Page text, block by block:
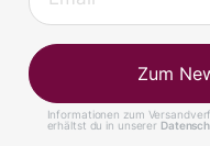
Zum
Informationen zum
erhältst du in unserer